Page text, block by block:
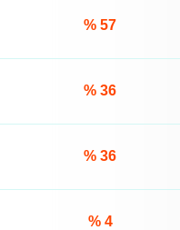
% 57
% 36
% 36
% 4